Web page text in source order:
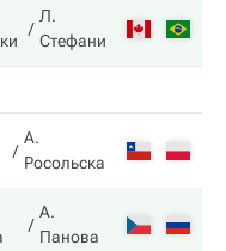
Л.
Стефани
А.
Росольска
А.
Панова